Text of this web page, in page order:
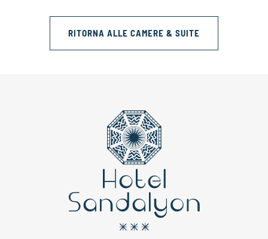
RITORNA ALLE CAMERE & SUITE